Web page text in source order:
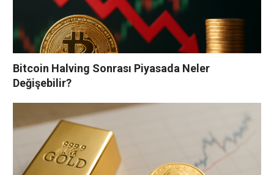
Bitcoin Halving Sonrası Piyasada Neler
Değişebilir?